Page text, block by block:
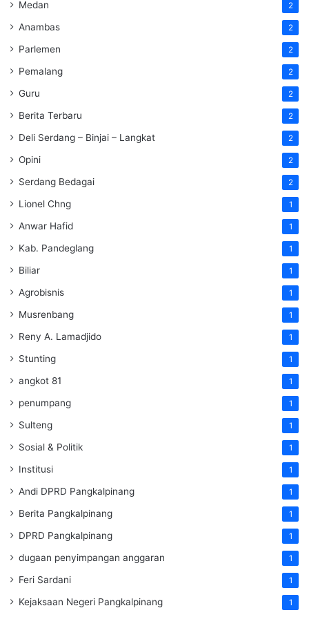
Medan 2
Anambas 2
Parlemen 2
Pemalang 2
Guru 2
Berita Terbaru 2
Deli Serdang – Binjai – Langkat 2
Opini 2
Serdang Bedagai 2
Lionel Chng 1
Anwar Hafid 1
Kab. Pandeglang 1
Biliar 1
Agrobisnis 1
Musrenbang 1
Reny A. Lamadjido 1
Stunting 1
angkot 81 1
penumpang 1
Sulteng 1
Sosial & Politik 1
Institusi 1
Andi DPRD Pangkalpinang 1
Berita Pangkalpinang 1
DPRD Pangkalpinang 1
dugaan penyimpangan anggaran 1
Feri Sardani 1
Kejaksaan Negeri Pangkalpinang 1